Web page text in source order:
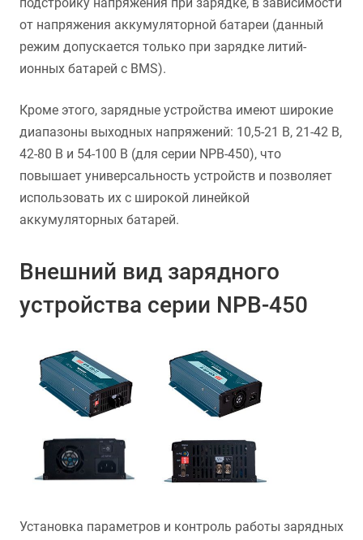
от напряжения аккумуляторной батареи (данный
режим допускается только при зарядке литий-
ионных батарей с BMS).
Кроме этого, зарядные устройства имеют широкие
диапазоны выходных напряжений: 10,5-21 В, 21-42 В,
42-80 В и 54-100 В (для серии NPB-450), что
повышает универсальность устройств и позволяет
использовать их с широкой линейкой
аккумуляторных батарей.
Внешний вид зарядного
устройства серии NPB-450
Установка параметров и контроль работы зарядных